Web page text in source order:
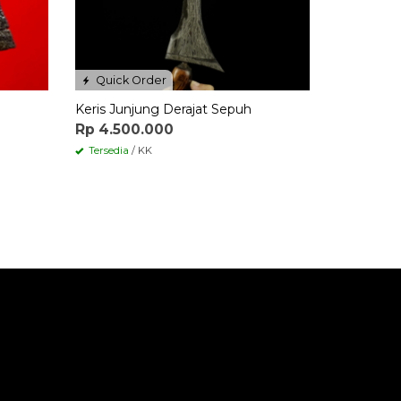
Quick Order
Keris Junjung Derajat Sepuh
Rp 4.500.000
Tersedia / KK